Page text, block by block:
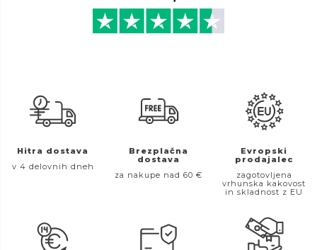
Hitra dostava
v 4 delovnih dneh
Brezplačna
dostava
za nakupe nad 60 €
Evropski
prodajalec
zagotovljena
vrhunska kakovost
in skladnost z EU